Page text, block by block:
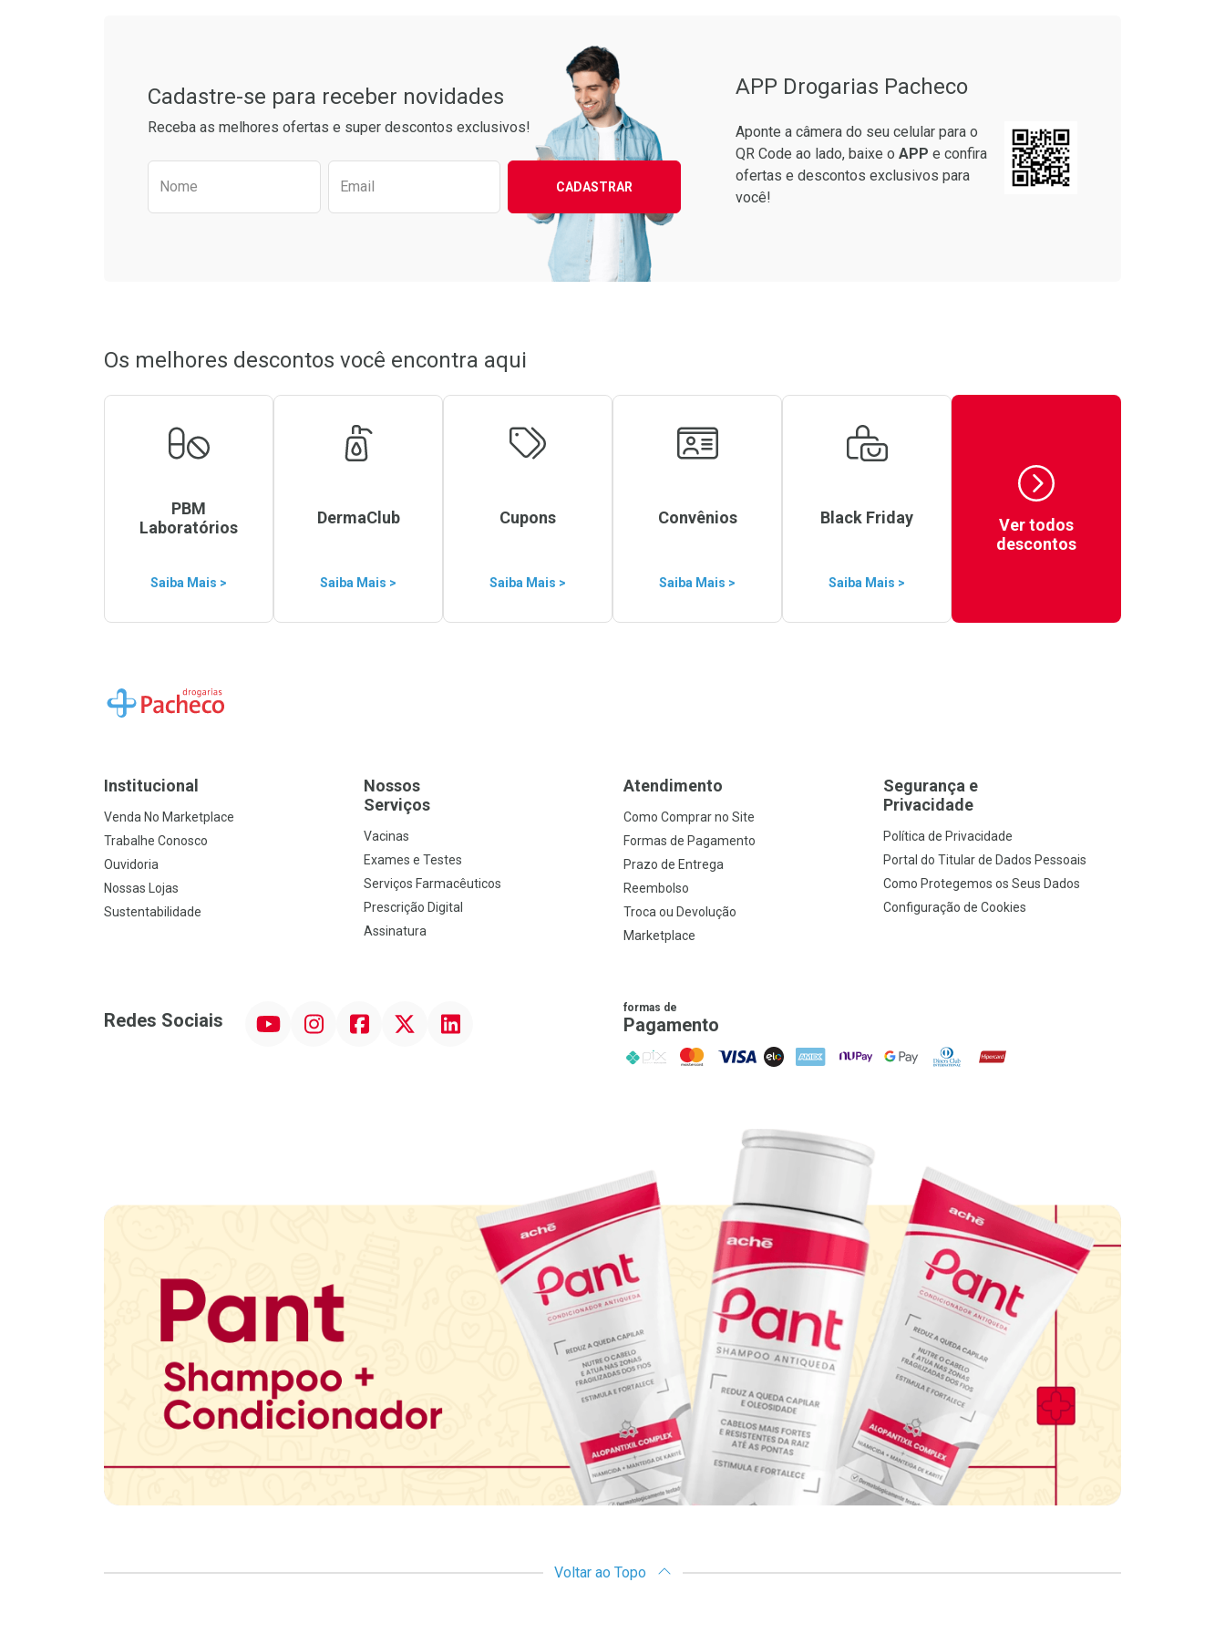
Ativar Desconto
Cadastre-se para receber novidades
Receba as melhores ofertas e super descontos exclusivos!
Preencha o formulário abaixo para receber as melhores ofertas:
Nome Email CADASTRAR
APP Drogarias Pacheco
Aponte a câmera do seu celular para o
QR Code ao lado, baixe o APP e confira
ofertas e descontos exclusivos para
você!
Os melhores descontos você encontra aqui
PBM
Laboratórios
Saiba Mais >
DermaClub
Saiba Mais >
Cupons
Saiba Mais >
Convênios
Saiba Mais >
Black Friday
Saiba Mais >
Ver todos
descontos
Ir para a Home
Institucional
Venda No Marketplace
Trabalhe Conosco
Ouvidoria
Nossas Lojas
Sustentabilidade
Nossos
Serviços
Vacinas
Exames e Testes
Serviços Farmacêuticos
Prescrição Digital
Assinatura
Atendimento
Como Comprar no Site
Formas de Pagamento
Prazo de Entrega
Reembolso
Troca ou Devolução
Marketplace
Segurança e
Privacidade
Política de Privacidade
Portal do Titular de Dados Pessoais
Como Protegemos os Seus Dados
Configuração de Cookies
Redes Sociais InstagramFacebookTwitter Linkedin formas de
Pagamento
PIX MasterCard
VISA ELO AMEX NuPay Google PayDiners ClubHipercard
Voltar ao Topo